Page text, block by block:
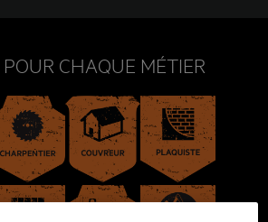
CHAQUE MÉTIER